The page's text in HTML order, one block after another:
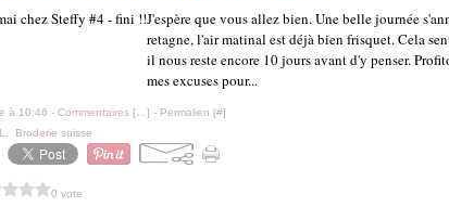
J'espère que vous allez bien. Une belle journée
retagne, l'air matinal est déjà bien frisquet. Cela
il nous reste encore 10 jours avant d'y penser.
mes excuses pour...
à 10:46 - Commentaires [ ] - Permalien [#]
Broderie suisse
0 vote